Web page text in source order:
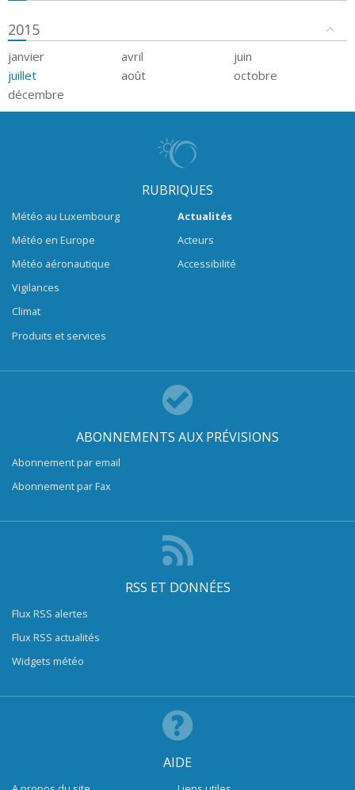
2015
janvier avril
juin
juillet
août
octobre
décembre
RUBRIQUES
Météo au Luxembourg
Météo en Europe
Météo aéronautique
Vigilances
Climat
Produits et services
Actualités
Acteurs
Accessibilité
ABONNEMENTS AUX PRÉVISIONS
Abonnement par email
Abonnement par Fax
RSS ET DONNÉES
Flux RSS alertes
Flux RSS actualités
Widgets météo
AIDE